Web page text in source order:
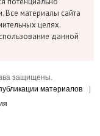
материалы сайта
целях.
данной
защищены.
материалов